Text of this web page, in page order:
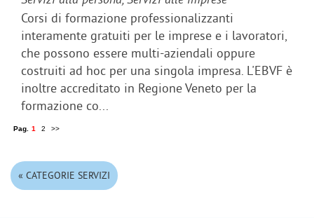
Corsi di formazione professionalizzanti
interamente gratuiti per le imprese e i lavoratori,
che possono essere multi-aziendali oppure
costruiti ad hoc per una singola impresa. L'EBVF è
inoltre accreditato in Regione Veneto per la
formazione co...
Pag. 1 2 >>
« CATEGORIE SERVIZI